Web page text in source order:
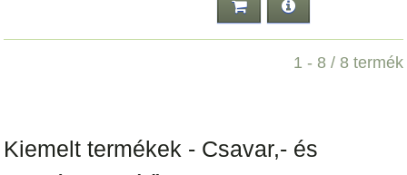
1 - 8 / 8 termék
Kiemelt termékek - Csavar,- és